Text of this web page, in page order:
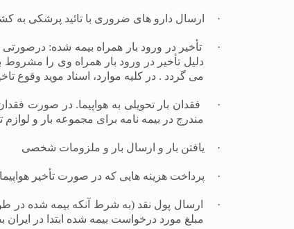
· ارسال دارو های ضروری با تائید پرشکی به
·
تأخیر در ورود بار همراه بیمه شده:
می گردد . در کلیه موارد، اسناد موید وقوع
·
فقدان بار تحویلی به هواپیما. در صورت
مندرج در بیمه نامه برای مجموعه بار و
· یافتن بار و ارسال بار و ملزومات شخصی
· پرداخت هزینه هایی که در صورت تأخیر
·
ارسال پول نقد (به شرط آنکه بیمه شده در
مبلغ مورد درخواست بیمه شده ابتدا در